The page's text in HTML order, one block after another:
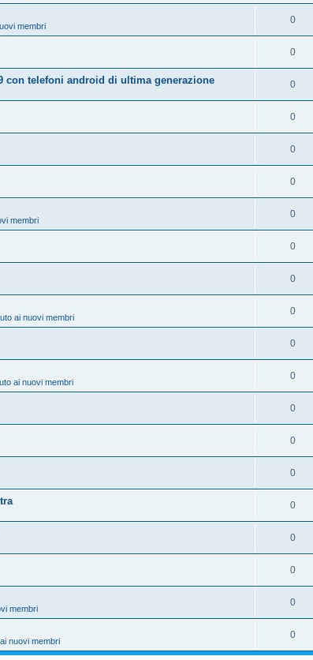
membri
0
0
con telefoni android di ultima generazione 0
0
0
0
membri
0
0
0
ai nuovi membri
0
0
ai nuovi membri
0
0
0
0
0
0
0
membri
0
nuovi membri
0